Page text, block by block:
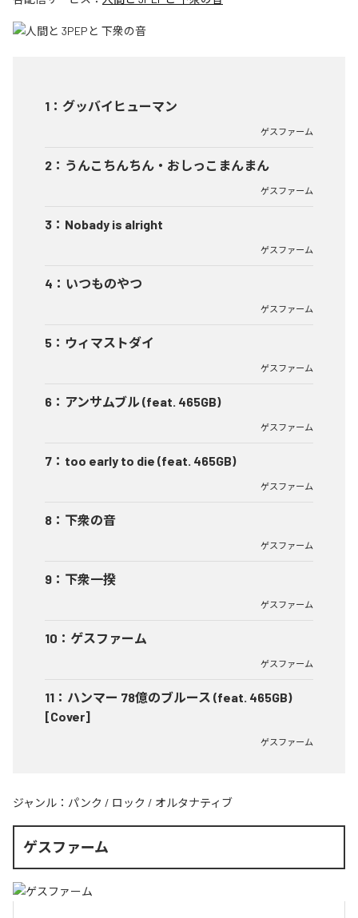
1 ： グッバイヒューマン
ゲスファーム
2 ： うんこちんちん・おしっこまんまん
ゲスファーム
3 ： Nobady is alright
ゲスファーム
4 ： いつものやつ
ゲスファーム
5 ： ウィマストダイ
ゲスファーム
6 ： アンサムブル (feat. 465GB)
ゲスファーム
7 ： too early to die (feat. 465GB)
ゲスファーム
8 ： 下衆の音
ゲスファーム
9 ： 下衆一揆
ゲスファーム
10 ： ゲスファーム
ゲスファーム
11 ： ハンマー 78億のブルース (feat. 465GB)
[Cover]
ゲスファーム
ジャンル： パンク / ロック / オルタナティブ
ゲスファーム